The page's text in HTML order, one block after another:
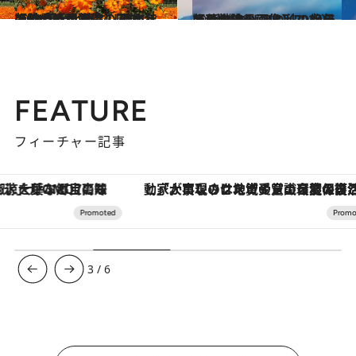
2024.10.5
【秋の絶景画像】2024年版 中部・北陸エリアの秋の絶景＆風物詩の画像（90点）
旅＆お出かけ 2024.10.6
【秋の絶景画像】2024年版 近畿エリアの秋の絶景＆風物詩の画像（70点）
旅＆お出かけ
FEATURE
フィーチャー記事
「大事なのは地域の意識を変えること」。ロレックス賞受賞の自然保護活動家が実現させたナイジェリアの自然環境の復活 【夏限定ディナーコース】旬を
3 /6